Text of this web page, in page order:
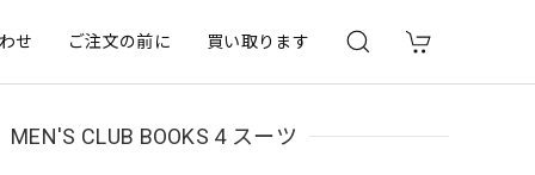
せ ご注文の前に 買い取ります
MEN'S CLUB BOOKS 4 スーツ